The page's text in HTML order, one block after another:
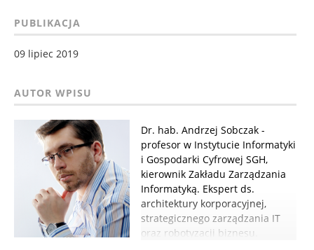
PUBLIKACJA
09 lipiec 2019
Dr. hab. Andrzej Sobczak -
profesor w Instytucie Informatyki
i Gospodarki Cyfrowej SGH,
kierownik Zakładu Zarządzania
Informatyką. Ekspert ds.
architektury korporacyjnej,
strategicznego zarządzania IT
oraz robotyzacji biznesu.